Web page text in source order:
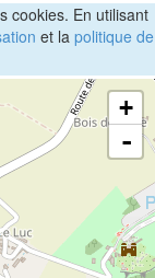
cookies. En utilisant
et la politique de
+
-